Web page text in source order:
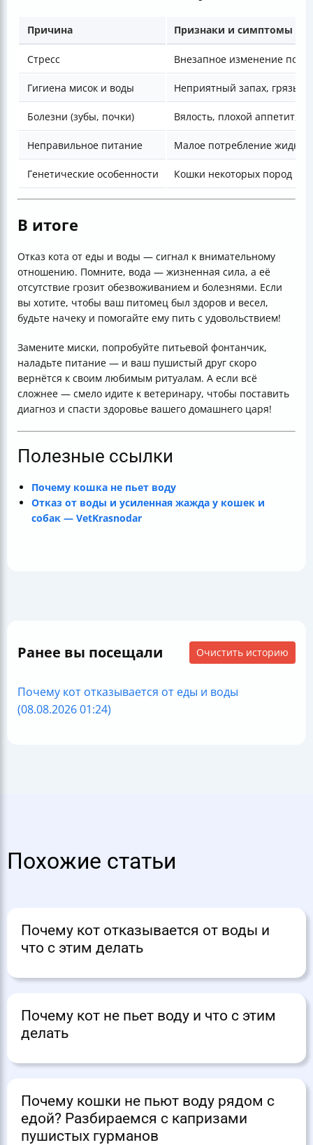
Причина Признаки и симптомы
Стресс Внезапное изменение
Гигиена мисок и воды Неприятный запах, грязь в
Болезни (зубы, почки) Вялость, плохой аппетит,
Неправильное питание Малое потребление
Генетические особенности Кошки некоторых пород
В итоге
Отказ кота от еды и воды — сигнал к внимательному
отношению. Помните, вода — жизненная сила, а её
отсутствие грозит обезвоживанием и болезнями. Если
вы хотите, чтобы ваш питомец был здоров и весел,
будьте начеку и помогайте ему пить с удовольствием!
Замените миски, попробуйте питьевой фонтанчик,
наладьте питание — и ваш пушистый друг скоро
вернётся к своим любимым ритуалам. А если всё
сложнее — смело идите к ветеринару, чтобы поставить
диагноз и спасти здоровье вашего домашнего царя!
Полезные ссылки
Почему кошка не пьет воду
Отказ от воды и усиленная жажда у кошек и
собак — VetKrasnodar
Ранее вы посещали Очистить историю
Почему кот отказывается от еды и воды
(08.08.2026 01:24)
Похожие статьи
Почему кот отказывается от воды и
что с этим делать
Почему кот не пьет воду и что с этим
делать
Почему кошки не пьют воду рядом с
едой? Разбираемся с капризами
пушистых гурманов